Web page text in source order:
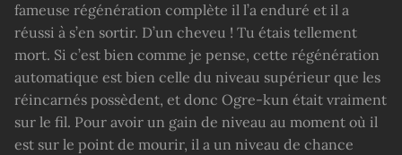
fameuse régénération complète il l’a enduré et il a
réussi à s’en sortir. D’un cheveu ! Tu étais tellement
mort. Si c’est bien comme je pense, cette régénération
automatique est bien celle du niveau supérieur que les
réincarnés possèdent, et donc Ogre-kun était vraiment
sur le fil. Pour avoir un gain de niveau au moment où il
est sur le point de mourir, il a un niveau de chance